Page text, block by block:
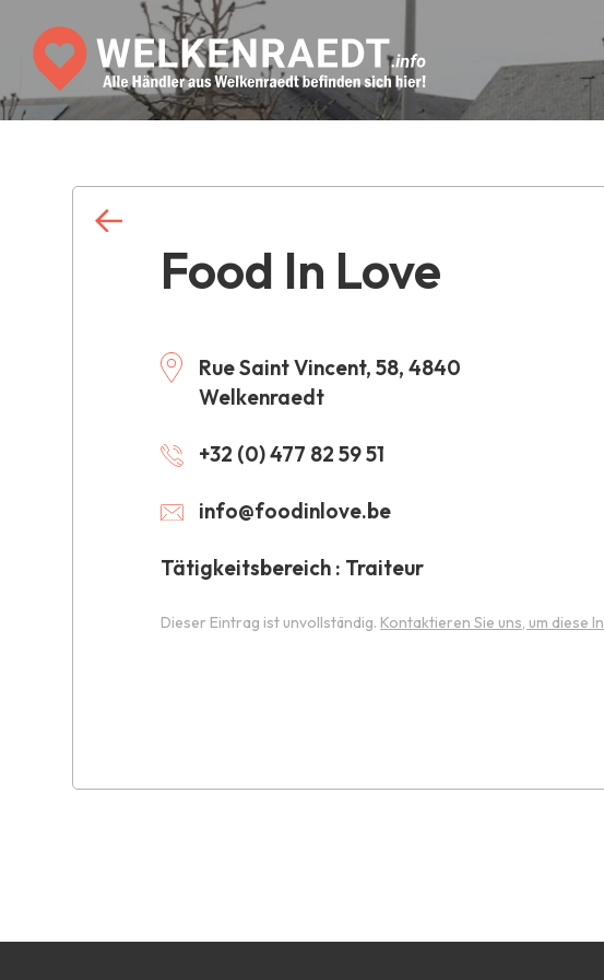
Food In Love
Rue Saint Vincent, 58, 4840
Welkenraedt
+32 (0) 477 82 59 51
info@foodinlove.be
Tätigkeitsbereich : Traiteur
Dieser Eintrag ist unvollständig. Kontaktieren Sie uns, um diese